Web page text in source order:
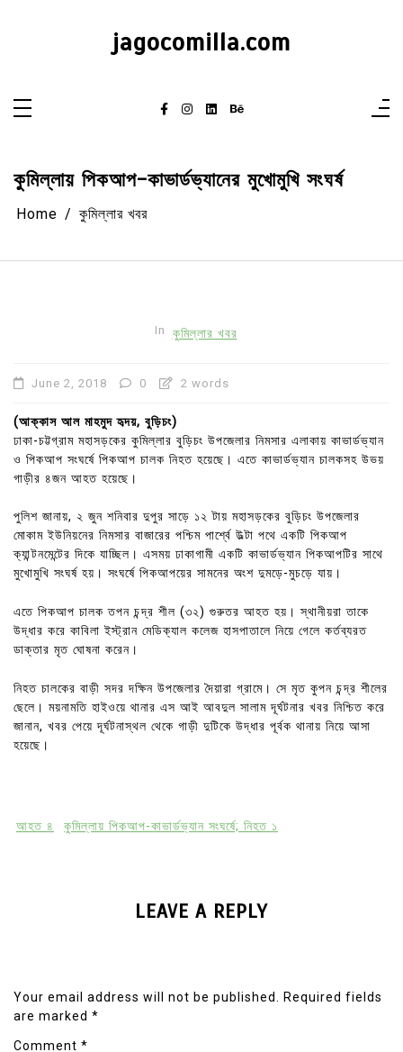
jagocomilla.com
কুমিল্লায় পিকআপ-কাভার্ডভ্যানের মুখোমুখি সংঘর্ষ
Home কুমিল্লার খবর
In কুমিল্লার খবর
June 2, 2018 0 2 words
(আক্কাস আল মাহমুদ হৃদয়, বুড়িচং)
ঢাকা-চট্টগ্রাম মহাসড়কের কুমিল্লার বুড়িচং উপজেলার নিমসার এলাকায় কাভার্ডভ্যান
ও পিকআপ সংঘর্ষে পিকআপ চালক নিহত হয়েছে। এতে কাভার্ডভ্যান চালকসহ উভয়
গাড়ীর ৪জন আহত হয়েছে।
পুলিশ জানায়, ২ জুন শনিবার দুপুর সাড়ে ১২ টায় মহাসড়কের বুড়িচং উপজেলার
মোকাম ইউনিয়নের নিমসার বাজারের পশ্চিম পার্শ্বে উল্টা পথে একটি পিকআপ
ক্যান্টনমেন্টের দিকে যাচ্ছিল। এসময় ঢাকাগামী একটি কাভার্ডভ্যান পিকআপটির সাথে
মুখোমুখি সংঘর্ষ হয়। সংঘর্ষে পিকআপয়ের সামনের অংশ দুমড়ে-মুচড়ে যায়।
এতে পিকআপ চালক তপন চন্দ্র শীল (৩২) গুরুতর আহত হয়। স্থানীয়রা তাকে
উদ্ধার করে কাবিলা ইস্ট্রান মেডিক্যাল কলেজ হাসপাতালে নিয়ে গেলে কর্তব্যরত
ডাক্তার মৃত ঘোষনা করেন।
নিহত চালকের বাড়ী সদর দক্ষিন উপজেলার দৈয়ারা গ্রামে। সে মৃত কুপন চন্দ্র শীলের
ছেলে। ময়নামতি হাইওয়ে থানার এস আই আবদুল সালাম দূর্ঘটনার খবর নিশ্চিত করে
জানান, খবর পেয়ে দূর্ঘটনাস্থল থেকে গাড়ী দুটিকে উদ্ধার পূর্বক থানায় নিয়ে আসা
হয়েছে।
আহত ৪ কুমিল্লায় পিকআপ-কাভার্ডভ্যান সংঘর্ষে; নিহত ১
LEAVE A REPLY
Your email address will not be published.
Required fields
are marked *
Comment *